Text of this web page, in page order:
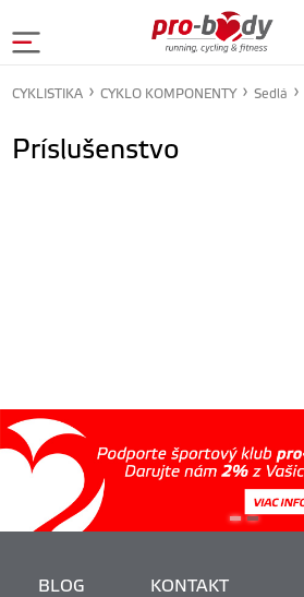
CYKLISTIKA CYKLO KOMPONENTY Sedlá
Príslušenstvo
BLOG KONTAKT